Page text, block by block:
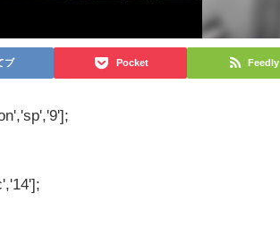
ブ Pocket Feedly